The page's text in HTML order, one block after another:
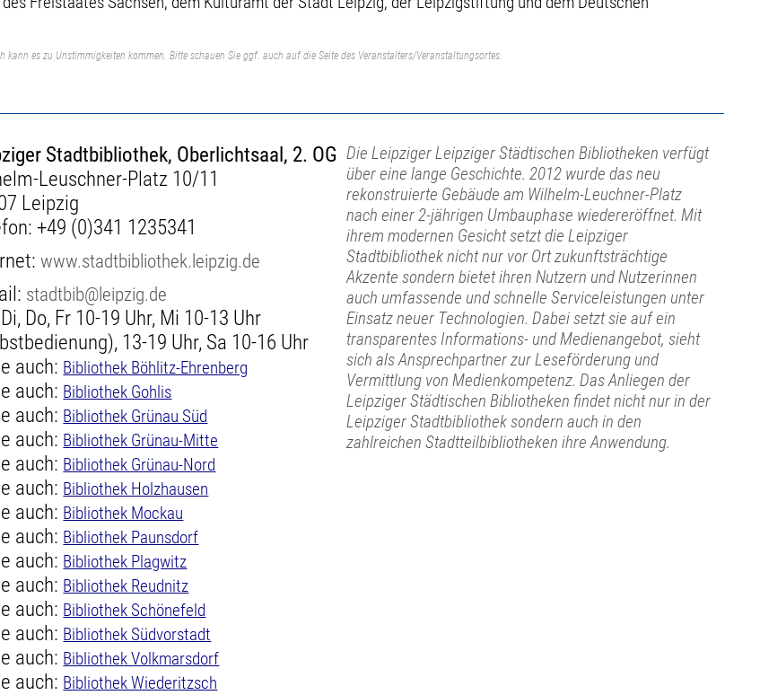
es zu Unstimmigkeiten kommen. Bitte schauen Sie ggf. auch auf die Seite des Veranstalters/Veranstaltungsortes.
Stadtbibliothek, Oberlichtsaal, 2. OG
Leuschner-Platz 10/11
Leipzig
+49 (0)341 1235341
www.stadtbibliothek.leipzig.de
stadtbib@leipzig.de
Do, Fr 10-19 Uhr, Mi 10-13 Uhr
13-19 Uhr, Sa 10-16 Uhr
auch: Bibliothek Böhlitz-Ehrenberg
auch: Bibliothek Gohlis
auch: Bibliothek Grünau Süd
auch: Bibliothek Grünau-Mitte
auch: Bibliothek Grünau-Nord
auch: Bibliothek Holzhausen
auch: Bibliothek Mockau
auch: Bibliothek Paunsdorf
auch: Bibliothek Plagwitz
auch: Bibliothek Reudnitz
auch: Bibliothek Schönefeld
auch: Bibliothek Südvorstadt
auch: Bibliothek Volkmarsdorf
auch: Bibliothek Wiederitzsch
Die Leipziger Leipziger Städtischen Bibliotheken verfügt
über eine lange Geschichte. 2012 wurde das neu
rekonstruierte Gebäude am Wilhelm-Leuchner-Platz
nach einer 2-jährigen Umbauphase wiedereröffnet. Mit
ihrem modernen Gesicht setzt die Leipziger
Stadtbibliothek nicht nur vor Ort zukunftsträchtige
Akzente sondern bietet ihren Nutzern und Nutzerinnen
auch umfassende und schnelle Serviceleistungen unter
Einsatz neuer Technologien. Dabei setzt sie auf ein
transparentes Informations- und Medienangebot, sieht
sich als Ansprechpartner zur Leseförderung und
Vermittlung von Medienkompetenz. Das Anliegen der
Leipziger Städtischen Bibliotheken findet nicht nur in der
Leipziger Stadtbibliothek sondern auch in den
zahlreichen Stadtteilbibliotheken ihre Anwendung.